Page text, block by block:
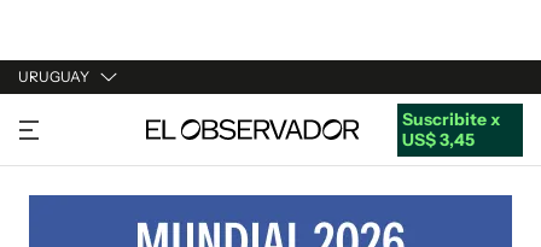
URUGUAY
URUGUAY
ARGENTINA
Suscribite x
US$ 3,45